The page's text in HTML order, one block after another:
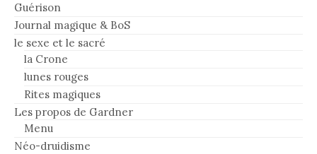
Guérison
Journal magique & BoS
le sexe et le sacré
la Crone
lunes rouges
Rites magiques
Les propos de Gardner
Menu
Néo-druidisme